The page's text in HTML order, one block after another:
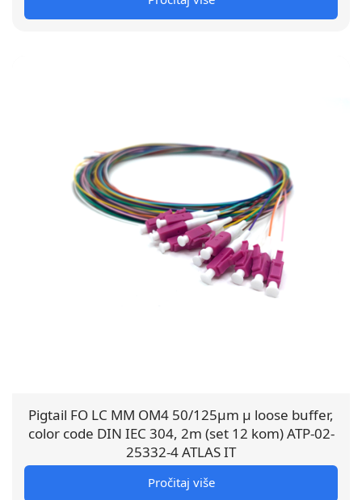
Pigtail FO LC MM OM4 50/125µm µ loose buffer,
color code DIN IEC 304, 2m (set 12 kom) ATP-02-
25332-4 ATLAS IT
Pročitaj više